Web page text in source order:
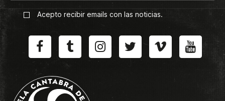
Acepto recibir emails con las noticias.